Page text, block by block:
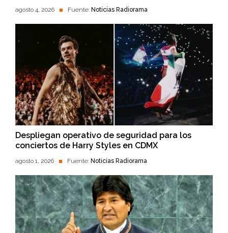
agosto 4, 2026 Fuente: Noticias Radiorama
Despliegan operativo de seguridad para los
conciertos de Harry Styles en CDMX
agosto 1, 2026 Fuente: Noticias Radiorama